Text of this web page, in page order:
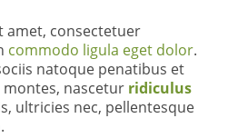
amet, consectetuer
commodo ligula eget dolor.
natoque penatibus et
nascetur ridiculus
ultricies nec, pellentesque